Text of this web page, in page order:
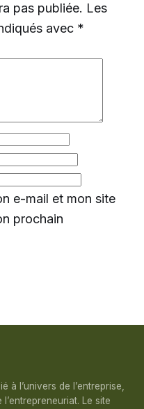
pas publiée. Les
avec *
e-mail et mon site
prochain
à l’univers de l’entreprise,
Le site